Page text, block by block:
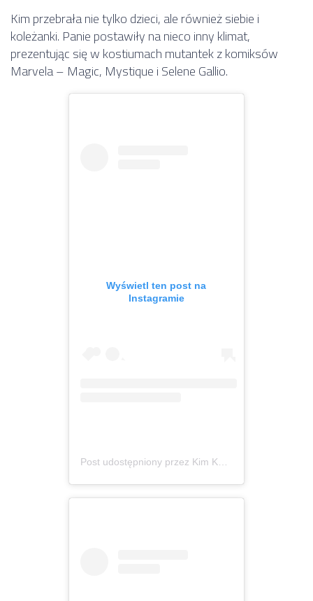
Kim przebrała nie tylko dzieci, ale również siebie i
koleżanki. Panie postawiły na nieco inny klimat,
prezentując się w kostiumach mutantek z komiksów
Marvela – Magic, Mystique i Selene Gallio.
Wyświetl ten post na
Instagramie